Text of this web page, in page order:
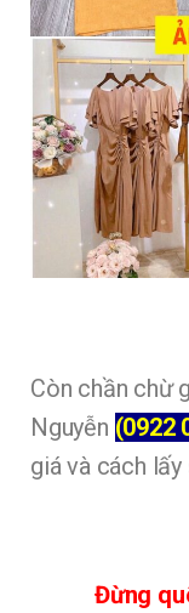
Còn chần chừ
Nguyễn (0922
giá và cách lấy
Đừng